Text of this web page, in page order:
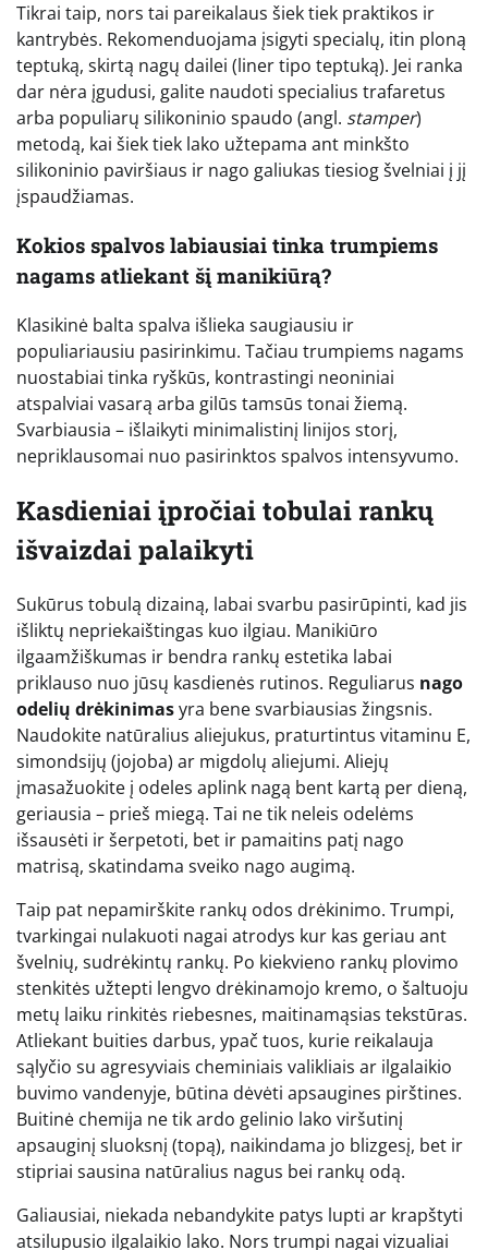
Tikrai taip, nors tai pareikalaus šiek tiek praktikos ir
kantrybės. Rekomenduojama įsigyti specialų, itin ploną
teptuką, skirtą nagų dailei (liner tipo teptuką). Jei ranka
dar nėra įgudusi, galite naudoti specialius trafaretus
arba populiarų silikoninio spaudo (angl. stamper)
metodą, kai šiek tiek lako užtepama ant minkšto
silikoninio paviršiaus ir nago galiukas tiesiog švelniai į jį
įspaudžiamas.
Kokios spalvos labiausiai tinka trumpiems
nagams atliekant šį manikiūrą?
Klasikinė balta spalva išlieka saugiausiu ir
populiariausiu pasirinkimu. Tačiau trumpiems nagams
nuostabiai tinka ryškūs, kontrastingi neoniniai
atspalviai vasarą arba gilūs tamsūs tonai žiemą.
Svarbiausia – išlaikyti minimalistinį linijos storį,
nepriklausomai nuo pasirinktos spalvos intensyvumo.
Kasdieniai įpročiai tobulai rankų
išvaizdai palaikyti
Sukūrus tobulą dizainą, labai svarbu pasirūpinti, kad jis
išliktų nepriekaištingas kuo ilgiau. Manikiūro
ilgaamžiškumas ir bendra rankų estetika labai
priklauso nuo jūsų kasdienės rutinos. Reguliarus nago
odelių drėkinimasyra bene svarbiausias žingsnis.
Naudokite natūralius aliejukus, praturtintus vitaminu E,
simondsijų (jojoba) ar migdolų aliejumi. Aliejų
įmasažuokite į odeles aplink nagą bent kartą per dieną,
geriausia – prieš miegą. Tai ne tik neleis odelėms
išsausėti ir šerpetoti, bet ir pamaitins patį nago
matrisą, skatindama sveiko nago augimą.
Taip pat nepamirškite rankų odos drėkinimo. Trumpi,
tvarkingai nulakuoti nagai atrodys kur kas geriau ant
švelnių, sudrėkintų rankų. Po kiekvieno rankų plovimo
stenkitės užtepti lengvo drėkinamojo kremo, o šaltuoju
metų laiku rinkitės riebesnes, maitinamąsias tekstūras.
Atliekant buities darbus, ypač tuos, kurie reikalauja
sąlyčio su agresyviais cheminiais valikliais ar ilgalaikio
buvimo vandenyje, būtina dėvėti apsaugines pirštines.
Buitinė chemija ne tik ardo gelinio lako viršutinį
apsauginį sluoksnį (topą), naikindama jo blizgesį, bet ir
stipriai sausina natūralius nagus bei rankų odą.
Galiausiai, niekada nebandykite patys lupti ar krapštyti
atsilupusio ilgalaikio lako. Nors trumpi nagai vizualiai